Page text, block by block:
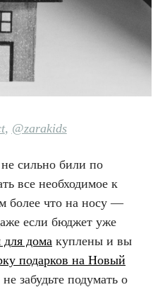
, @zarakids
сильно били по
все необходимое к
более что на носу —
если бюджет уже
дома куплены и вы
подарков на Новый
не забудьте подумать о